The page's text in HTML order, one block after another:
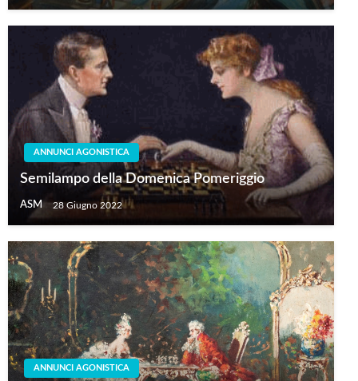
ANNUNCI AGONISTICA
Semilampo della Domenica Pomeriggio
ASM 28 Giugno 2022
ANNUNCI AGONISTICA